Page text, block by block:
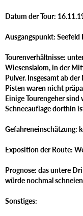
Datum der Tour:
Ausgangspunkt: Seefeld
Tourenverhältnisse:
Wiesenslalom, in der
Pulver. Insgesamt ab
Pisten waren nicht
Einige Tourengeher
Schneeauflage dorthin
Gefahreneinschätzung:
Exposition der Route:
Prognose: das untere
würde nochmal
Sonstiges: